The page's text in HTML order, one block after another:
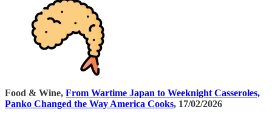
Food & Wine, From Wartime Japan to Weeknight Casseroles,
Panko Changed the Way America Cooks, 17/02/2026